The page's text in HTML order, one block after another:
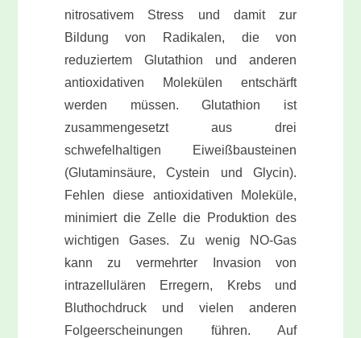
nitrosativem Stress und damit zur
Bildung von Radikalen, die von
reduziertem Glutathion und anderen
antioxidativen Molekülen entschärft
werden müssen. Glutathion ist
zusammengesetzt aus drei
schwefelhaltigen Eiweißbausteinen
(Glutaminsäure, Cystein und Glycin).
Fehlen diese antioxidativen Moleküle,
minimiert die Zelle die Produktion des
wichtigen Gases. Zu wenig NO-Gas
kann zu vermehrter Invasion von
intrazellulären Erregern, Krebs und
Bluthochdruck und vielen anderen
Folgeerscheinungen führen. Auf